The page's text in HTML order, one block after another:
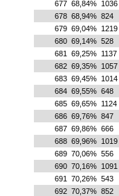
677 68,84% 1036
678 68,94% 824
679 69,04% 1219
680 69,14% 528
681
69,25% 1137
682 69,35% 1057
683 69,45% 1014
684 69,55% 648
685 69,65% 1124
686 69,76% 847
687 69,86% 666
688 69,96% 1019
689 70,06% 556
690 70,16% 1091
691
70,26% 543
692 70,37% 852